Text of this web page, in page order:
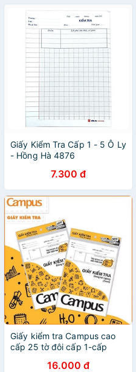
Giấy Kiểm Tra Cấp 1 - 5 Ô Ly
- Hồng Hà 4876
7.300 đ
Giấy kiểm tra Campus cao
cấp 25 tờ đôi cấp 1-cấp
16.000 đ